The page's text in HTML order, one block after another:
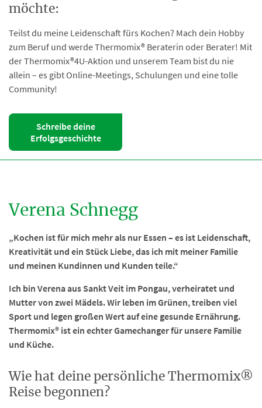
möchte:
Teilst du meine Leidenschaft fürs Kochen? Mach dein Hobby
zum Beruf und werde Thermomix® Beraterin oder Berater! Mit
der Thermomix®4U-Aktion und unserem Team bist du nie
allein – es gibt Online-Meetings, Schulungen und eine tolle
Community!
Schreibe deine
Erfolgsgeschichte
Verena Schnegg
„Kochen ist für mich mehr als nur Essen – es ist Leidenschaft,
Kreativität und ein Stück Liebe, das ich mit meiner Familie
und meinen Kundinnen und Kunden teile.“
Ich bin Verena aus Sankt Veit im Pongau, verheiratet und
Mutter von zwei Mädels. Wir leben im Grünen, treiben viel
Sport und legen großen Wert auf eine gesunde Ernährung.
Thermomix® ist ein echter Gamechanger für unsere Familie
und Küche.
Wie hat deine persönliche Thermomix®
Reise begonnen?